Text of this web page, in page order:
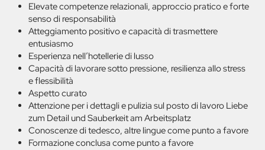
Elevate competenze relazionali, approccio pratico e forte
senso di responsabilità
Atteggiamento positivo e capacità di trasmettere
entusiasmo
Esperienza nell’hotellerie di lusso
Capacità di lavorare sotto pressione, resilienza allo stress
e flessibilità
Aspetto curato
Attenzione per i dettagli e pulizia sul posto di lavoro Liebe
zum Detail und Sauberkeit am Arbeitsplatz
Conoscenze di tedesco, altre lingue come punto a favore
Formazione conclusa come punto a favore